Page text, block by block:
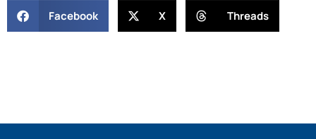
Facebook X Threads